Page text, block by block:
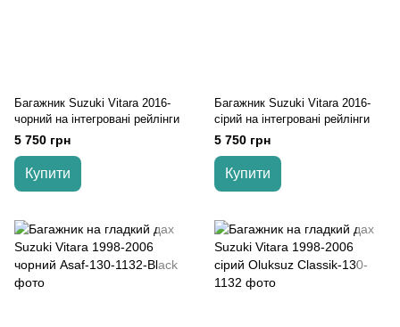
Багажник Suzuki Vitara 2016-
чорний на інтегровані рейлінги
5 750 грн
Купити
Багажник Suzuki Vitara 2016-
cірий на інтегровані рейлінги
5 750 грн
Купити